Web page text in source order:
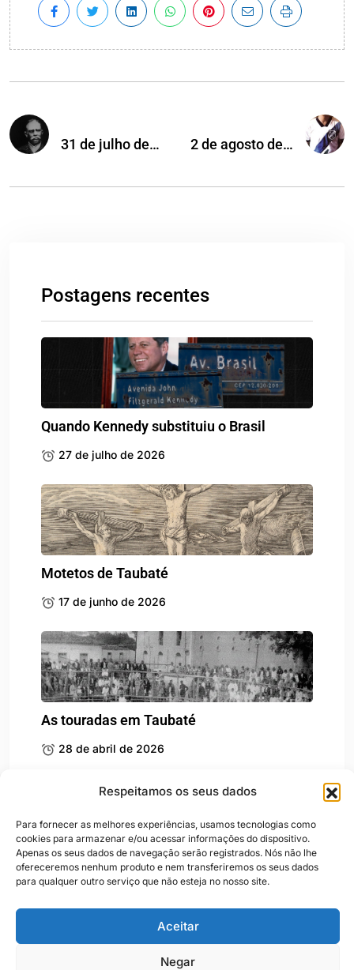
Respeitamos os seus dados
Para fornecer as melhores experiências, usamos tecnologias como
cookies para armazenar e/ou acessar informações do dispositivo.
Apenas os seus dados de navegação serão registrados. Nós não lhe
ofereceremos nenhum produto e nem transferiremos os seus dados
para qualquer outro serviço que não esteja no nosso site.
Aceitar
Negar
31 de julho de… 2 de agosto de…
Postagens recentes
Quando Kennedy substituiu o Brasil
27 de julho de 2026
Motetos de Taubaté
17 de junho de 2026
As touradas em Taubaté
28 de abril de 2026
Taubaté, capital da província